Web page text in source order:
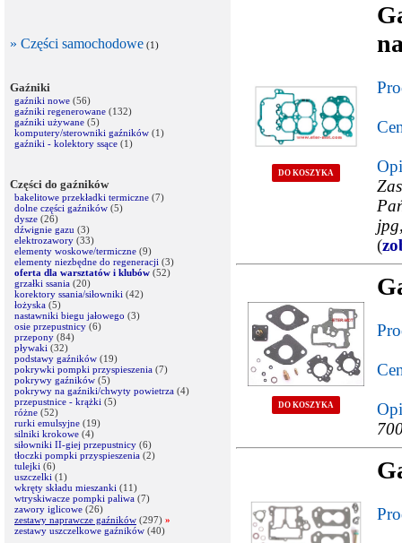
» Części samochodowe (1)
Gaźniki
gaźniki nowe (56)
gaźniki regenerowane (132)
gaźniki używane (5)
komputery/sterowniki gaźników (1)
gaźniki - kolektory ssące (1)
Części do gaźników
bakelitowe przekładki termiczne (7)
dolne części gaźników (5)
dysze (26)
dźwignie gazu (3)
elektrozawory (33)
elementy woskowe/termiczne (9)
elementy niezbędne do regeneracji (3)
oferta dla warsztatów i klubów (52)
grzałki ssania (20)
korektory ssania/siłowniki (42)
łożyska (5)
nastawniki biegu jałowego (3)
osie przepustnicy (6)
przepony (84)
pływaki (32)
podstawy gaźników (19)
pokrywki pompki przyspieszenia (7)
pokrywy gaźników (5)
pokrywy na gaźniki/chwyty powietrza (4)
przepustnice - krążki (5)
różne (52)
rurki emulsyjne (19)
silniki krokowe (4)
siłowniki II-giej przepustnicy (6)
tłoczki pompki przyspieszenia (2)
tulejki (6)
uszczelki (1)
wkręty składu mieszanki (11)
wtryskiwacze pompki paliwa (7)
zawory iglicowe (26)
zestawy naprawcze gaźników (297) »
zestawy uszczelkowe gaźników (40)
DO KOSZYKA
(
DO KOSZYKA